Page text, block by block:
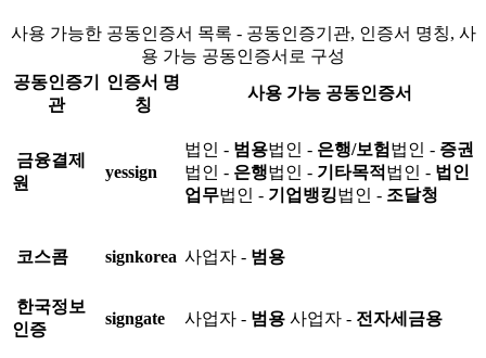
사용 가능한 공동인증서 목록 - 공동인증기관, 인증서 명칭, 사
용 가능 공동인증서로 구성
공동인증기
관
인증서 명
칭
사용 가능 공동인증서
금융결제
원
yessign
법인 - 범용법인 - 은행/보험 법인 - 증권
법인 - 은행법인 - 기타목적 법인 - 법인
업무법인 - 기업뱅킹법인 - 조달청
코스콤 signkorea 사업자 - 범용
한국정보
인증
signgate 사업자 - 범용 사업자 - 전자세금용